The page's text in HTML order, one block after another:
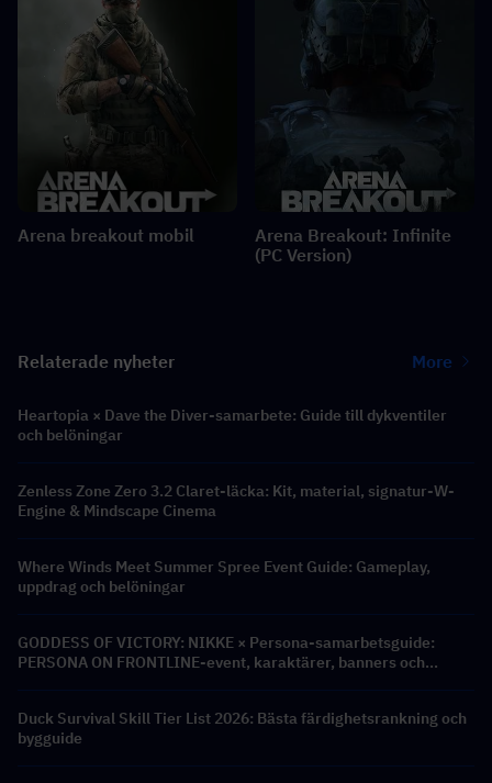
Arena breakout mobil
Arena Breakout: Infinite
(PC Version)
Relaterade nyheter More
Heartopia × Dave the Diver-samarbete: Guide till dykventiler
och belöningar
Zenless Zone Zero 3.2 Claret-läcka: Kit, material, signatur-W-
Engine & Mindscape Cinema
Where Winds Meet Summer Spree Event Guide: Gameplay,
uppdrag och belöningar
GODDESS OF VICTORY: NIKKE × Persona-samarbetsguide:
PERSONA ON FRONTLINE-event, karaktärer, banners och
Duck Survival Skill Tier List 2026: Bästa färdighetsrankning och
bygguide